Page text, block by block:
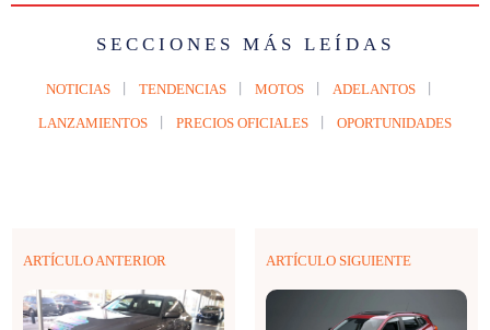
SECCIONES MÁS LEÍDAS
NOTICIAS TENDENCIAS MOTOS ADELANTOS
LANZAMIENTOS PRECIOS OFICIALES OPORTUNIDADES
ARTÍCULO ANTERIOR ARTÍCULO SIGUIENTE